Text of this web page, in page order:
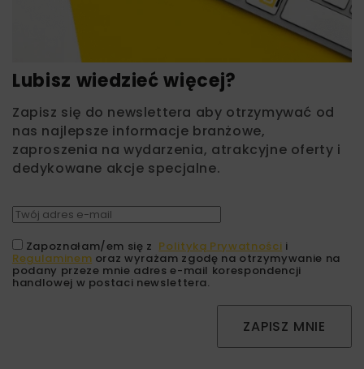
Lubisz wiedzieć więcej?
Zapisz się do newslettera aby otrzymywać od
nas najlepsze informacje branżowe,
zaproszenia na wydarzenia, atrakcyjne oferty i
dedykowane akcje specjalne.
Zapoznałam/em się z Polityką Prywatności i
Regulaminem oraz wyrażam zgodę na otrzymywanie na
podany przeze mnie adres e-mail korespondencji
handlowej w postaci newslettera.
ZAPISZ MNIE